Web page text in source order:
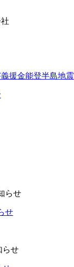
援金能登半島地震
せ